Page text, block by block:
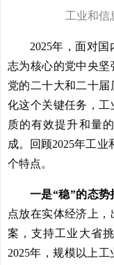
工业和信
2025年，面对
志为核心的党中央
党的二十大和二十
化这个关键任务，
质的有效提升和量
成。回顾2025年工业
个特点。
一是“稳”的态势
点放在实体经济上
案，支持工业大省
2025年，规模以上